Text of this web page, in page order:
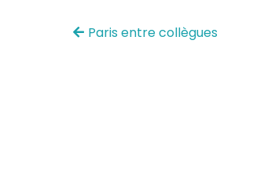
Paris entre collègues